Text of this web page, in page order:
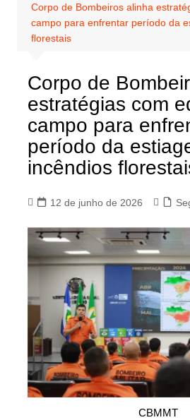
Corpo de Bombeiros alinha
campo para enfrentar período da
florestais
Corpo de
estratégias com
campo para
período da
incêndios
12 de junho de 2026
CBMMT